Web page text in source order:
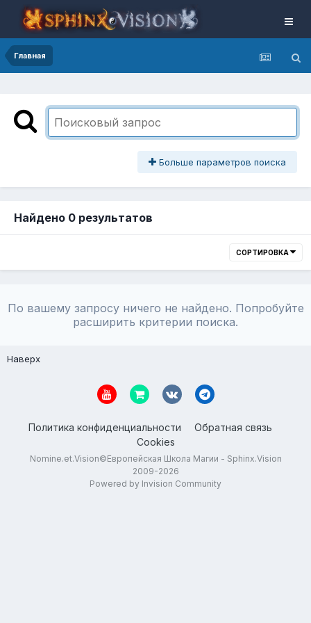
Главная
Больше параметров поиска
Найдено 0 результатов
СОРТИРОВКА
По вашему запросу ничего не найдено. Попробуйте
расширить критерии поиска.
Наверх
Политика конфиденциальности
Обратная связь
Cookies
Nomine.et.Vision©Европейская Школа Магии - Sphinx.Vision
2009-2026
Powered by Invision Community